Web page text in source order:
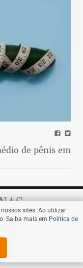
de pênis em
sites. Ao utilizar
Saiba mais em Política de